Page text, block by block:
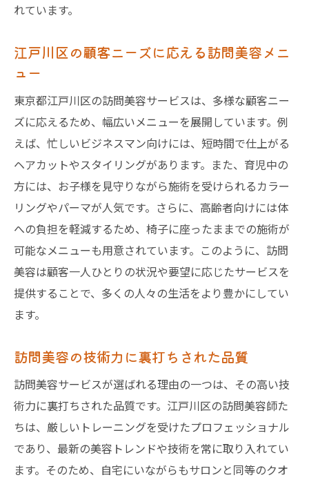
れています。
江戸川区の顧客ニーズに応える訪問美容メニ
ュー
東京都江戸川区の訪問美容サービスは、多様な顧客ニー
ズに応えるため、幅広いメニューを展開しています。例
えば、忙しいビジネスマン向けには、短時間で仕上がる
ヘアカットやスタイリングがあります。また、育児中の
方には、お子様を見守りながら施術を受けられるカラー
リングやパーマが人気です。さらに、高齢者向けには体
への負担を軽減するため、椅子に座ったままでの施術が
可能なメニューも用意されています。このように、訪問
美容は顧客一人ひとりの状況や要望に応じたサービスを
提供することで、多くの人々の生活をより豊かにしてい
ます。
訪問美容の技術力に裏打ちされた品質
訪問美容サービスが選ばれる理由の一つは、その高い技
術力に裏打ちされた品質です。江戸川区の訪問美容師た
ちは、厳しいトレーニングを受けたプロフェッショナル
であり、最新の美容トレンドや技術を常に取り入れてい
ます。そのため、自宅にいながらもサロンと同等のクオ